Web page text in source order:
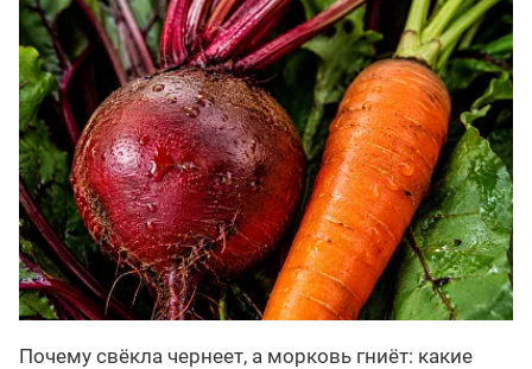
Почему свёкла чернеет, а морковь гниёт: какие